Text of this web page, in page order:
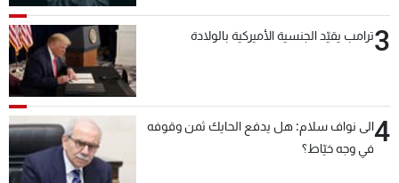
3ترامب يقيّد الجنسية الأميركية بالولادة
4الى نواف سلام: هل يدفع الحايك ثمن وقوفه
في وجه خيّاط؟